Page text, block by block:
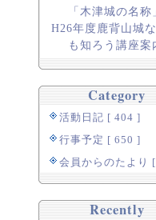
「木津城の名称
H26年度鹿背山城
も知ろう講座案
Category
活動日記 [ 404 ]
行事予定 [ 650 ]
会員からのたより
Recently